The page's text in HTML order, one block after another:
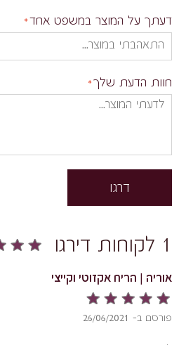
דעתך על המוצר במשפט אחד
חוות הדעת שלך
דרגו
1 לקוחות דירגו
אוריה | הריח אקזוטי וקייצי
פורסם ב- 26/06/2021